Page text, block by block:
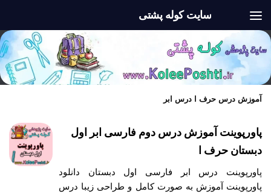
سایت کوله پشتی
آموزش درس حرف ا درس ابر
پاورپوینت آموزش درس دوم فارسی ابر اول
دبستان حرف ا
پاورپوینت درس ابر فارسی اول دبستان دانلود
پاورپوینت آموزش به صورت کامل و طراحی زیبا درس